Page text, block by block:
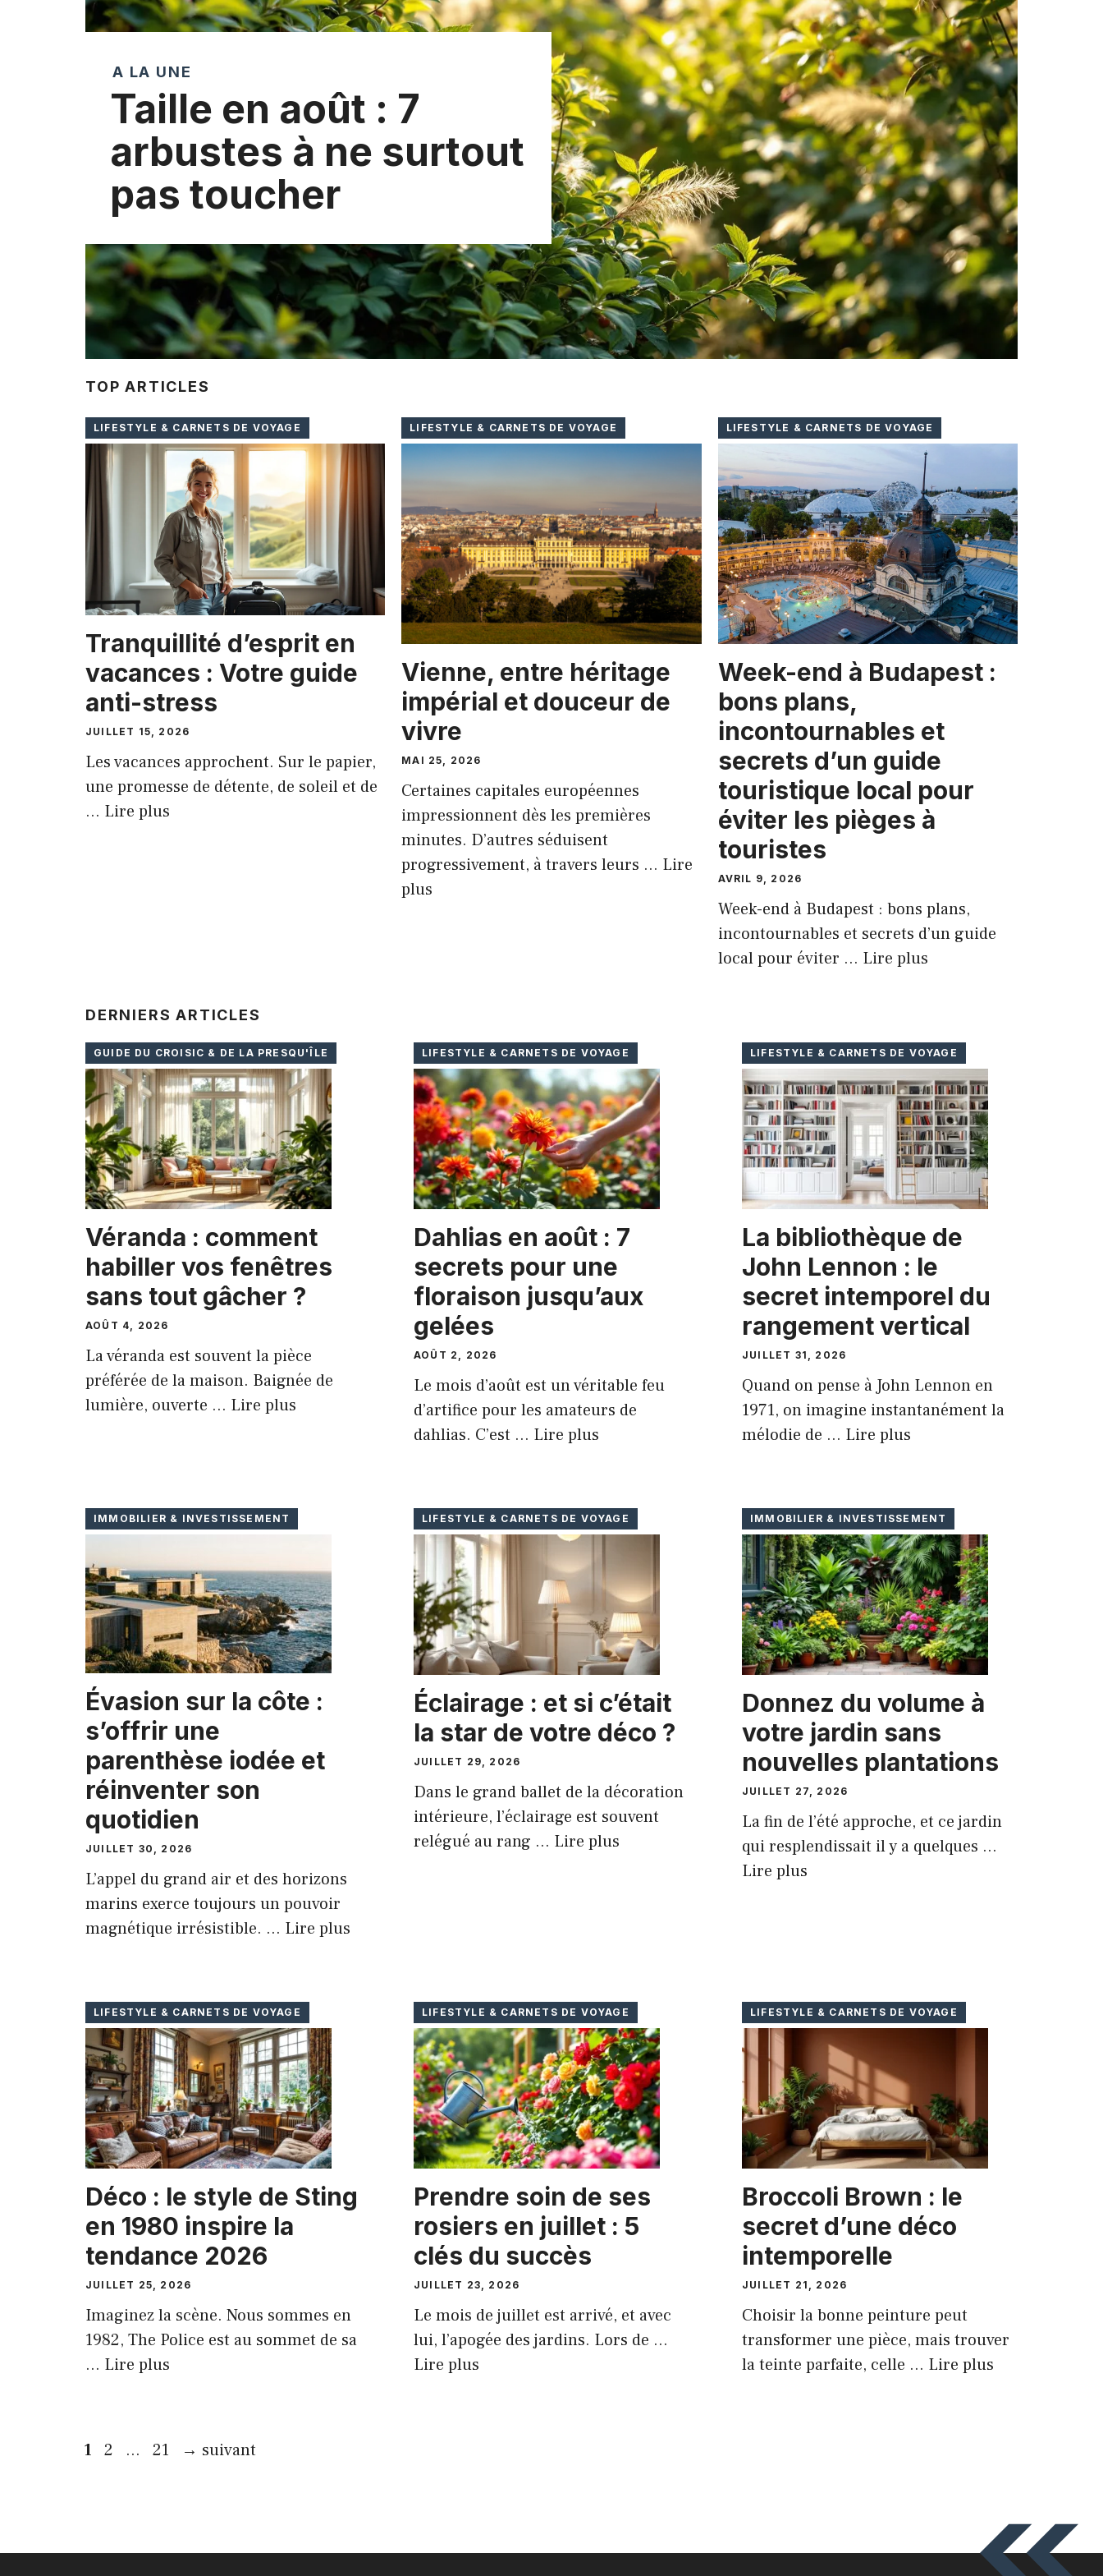
A LA UNE
Taille en août : 7
arbustes à ne surtout
pas toucher
TOP ARTICLES
LIFESTYLE & CARNETS DE VOYAGE
Tranquillité d’esprit en
vacances : Votre guide
anti-stress
JUILLET 15, 2026
Les vacances approchent. Sur le papier,
une promesse de détente, de soleil et de
… Lire plus
LIFESTYLE & CARNETS DE VOYAGE
Vienne, entre héritage
impérial et douceur de
vivre
MAI 25, 2026
Certaines capitales européennes
impressionnent dès les premières
minutes. D’autres séduisent
progressivement, à travers leurs … Lire
plus
LIFESTYLE & CARNETS DE VOYAGE
Week-end à Budapest :
bons plans,
incontournables et
secrets d’un guide
touristique local pour
éviter les pièges à
touristes
AVRIL 9, 2026
Week-end à Budapest : bons plans,
incontournables et secrets d’un guide
local pour éviter … Lire plus
DERNIERS ARTICLES
GUIDE DU CROISIC & DE LA PRESQU'ÎLE
Véranda : comment
habiller vos fenêtres
sans tout gâcher ?
AOÛT 4, 2026
La véranda est souvent la pièce
préférée de la maison. Baignée de
lumière, ouverte ... Lire plus
LIFESTYLE & CARNETS DE VOYAGE
Dahlias en août : 7
secrets pour une
floraison jusqu’aux
gelées
AOÛT 2, 2026
Le mois d’août est un véritable feu
d’artifice pour les amateurs de
dahlias. C’est ... Lire plus
LIFESTYLE & CARNETS DE VOYAGE
La bibliothèque de
John Lennon : le
secret intemporel du
rangement vertical
JUILLET 31, 2026
Quand on pense à John Lennon en
1971, on imagine instantanément la
mélodie de ... Lire plus
IMMOBILIER & INVESTISSEMENT
Évasion sur la côte :
s’offrir une
parenthèse iodée et
réinventer son
quotidien
JUILLET 30, 2026
L’appel du grand air et des horizons
marins exerce toujours un pouvoir
magnétique irrésistible. ... Lire plus
LIFESTYLE & CARNETS DE VOYAGE
Éclairage : et si c’était
la star de votre déco ?
JUILLET 29, 2026
Dans le grand ballet de la décoration
intérieure, l’éclairage est souvent
relégué au rang ... Lire plus
IMMOBILIER & INVESTISSEMENT
Donnez du volume à
votre jardin sans
nouvelles plantations
JUILLET 27, 2026
La fin de l’été approche, et ce jardin
qui resplendissait il y a quelques ...
Lire plus
LIFESTYLE & CARNETS DE VOYAGE
Déco : le style de Sting
en 1980 inspire la
tendance 2026
JUILLET 25, 2026
Imaginez la scène. Nous sommes en
1982, The Police est au sommet de sa
... Lire plus
LIFESTYLE & CARNETS DE VOYAGE
Prendre soin de ses
rosiers en juillet : 5
clés du succès
JUILLET 23, 2026
Le mois de juillet est arrivé, et avec
lui, l’apogée des jardins. Lors de ...
Lire plus
LIFESTYLE & CARNETS DE VOYAGE
Broccoli Brown : le
secret d’une déco
intemporelle
JUILLET 21, 2026
Choisir la bonne peinture peut
transformer une pièce, mais trouver
la teinte parfaite, celle ... Lire plus
Page
1 Page
2 … Page
21 → suivant